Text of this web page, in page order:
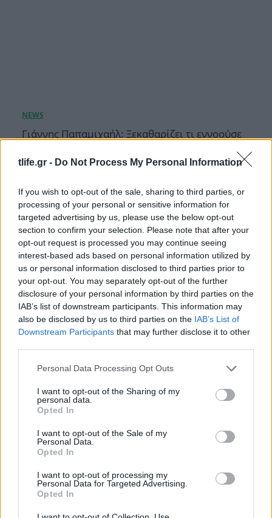
tlife.gr - Do Not Process My Personal Information
If you wish to opt-out of the sale, sharing to third parties, or
processing of your personal or sensitive information for
targeted advertising by us, please use the below opt-out
section to confirm your selection. Please note that after your
opt-out request is processed you may continue seeing
interest-based ads based on personal information utilized by
us or personal information disclosed to third parties prior to
your opt-out. You may separately opt-out of the further
disclosure of your personal information by third parties on the
IAB’s list of downstream participants. This information may
also be disclosed by us to third parties on the IAB’s List of
Downstream Participants that may further disclose it to other
Please note that this website/app uses one or more Google
not limited to your visit or usage behaviour. You may click to
grant or deny consent to Google and its third-party tags to
use your data for below specified purposes in below Google
consent section.
Personal Data Processing Opt Outs
I want to opt-out of the Sharing of my
personal data.
Opted In
I want to opt-out of the Sale of my
Personal Data.
Opted In
I want to opt-out of processing my
Personal Data for Targeted Advertising.
Opted In
Γιάννης Παπαμιχαήλ: Ξεκαθαρίζει τι εννοούσε
της Αλίκης Βουγιουκλάκη
Ελίζαμπεθ Ελέτσι: Στον Άγιο Νεκτάριο με τον
σύζυγό της και τον γιο τους – «Σήμερα πήραμε
την ευχή για τον γιο μας»
08.08.2026